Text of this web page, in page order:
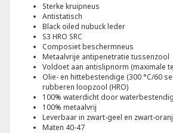
Sterke kruipneus
Antistatisch
Black oiled nubuck leder
S3 HRO SRC
Composiet beschermneus
Metaalvrije antipenetratie tussenzool
Voldoet aan antislipnorm (maximale
Olie- en hittebestendige (300 °C/60
rubberen loopzool (HRO)
100% waterdicht door
100% metaalvrij
Leverbaar in zwart-geel en zwart-
Maten 40-47